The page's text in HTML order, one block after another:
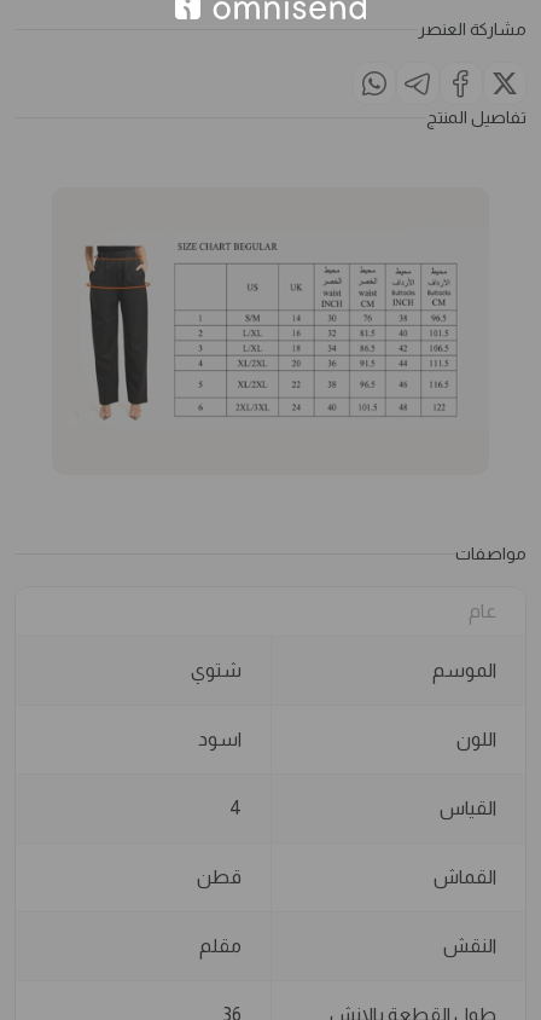
مشاركة العنصر
تفاصيل المنتج
مواصفات
عام
الموسم شتوي
اللون اسود
القياس 4
القماش قطن
النقش مقلم
طول القطعة بالانش 36